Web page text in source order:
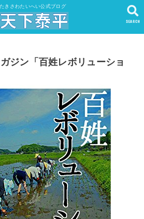
たきさわたいへい公式ブログ
SEARCH
ジン「百姓レボリューショ